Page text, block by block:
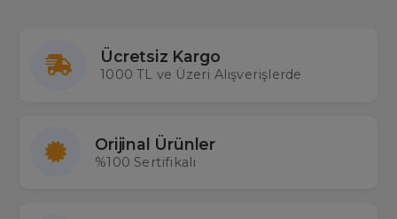
Ücretsiz Kargo
1000 TL ve Üzeri Alışverişlerde
Orijinal Ürünler
%100 Sertifikalı